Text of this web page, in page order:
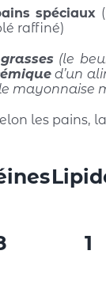
spéciaux
raffiné)
(le
d’un
mayonnaise
les pains,
1